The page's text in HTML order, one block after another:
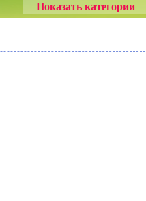
Показать категории